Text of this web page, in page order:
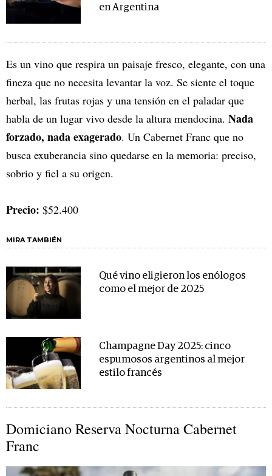
en Argentina
Es un vino que respira un paisaje fresco, elegante, con una
fineza que no necesita levantar la voz. Se siente el toque
herbal, las frutas rojas y una tensión en el paladar que
habla de un lugar vivo desde la altura mendocina. Nada
forzado, nada exagerado. Un Cabernet Franc que no
busca exuberancia sino quedarse en la memoria: preciso,
sobrio y fiel a su origen.
Precio: $52.400
MIRA TAMBIÉN
Qué vino eligieron los enólogos
como el mejor de 2025
Champagne Day 2025: cinco
espumosos argentinos al mejor
estilo francés
Domiciano Reserva Nocturna Cabernet
Franc